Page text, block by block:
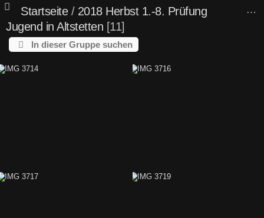
Startseite/ 2018 Herbst 1.-8. Prüfung
Jugend in Altstetten 11
In dieser Gruppe suchen